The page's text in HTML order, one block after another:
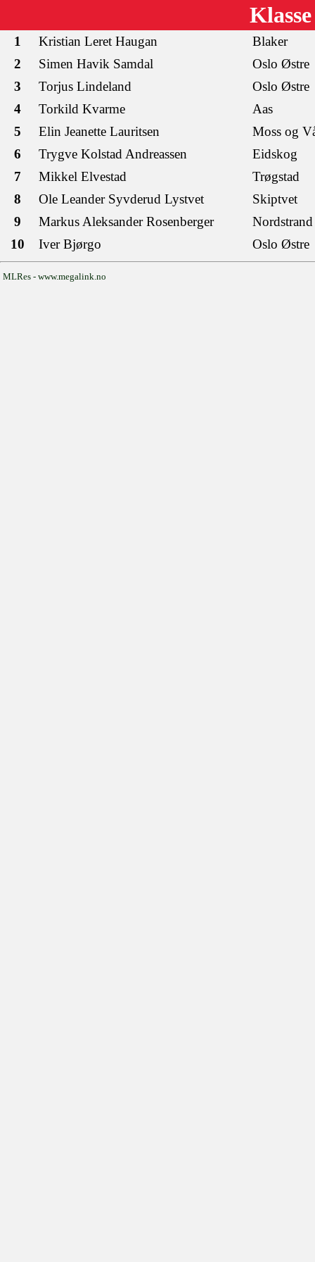
1 Kristian Leret Haugan
Blaker
2
Simen Havik Samdal
Oslo Østre
3
Torjus Lindeland
Oslo Østre
4
Torkild Kvarme
Aas
5
Elin Jeanette Lauritsen
Moss og
6
Trygve Kolstad Andreassen
Eidskog
7
Mikkel Elvestad
Trøgstad
8
Ole Leander Syvderud Lystvet
Skiptvet
9
Markus Aleksander Rosenberger
Nordstrand
10
Iver Bjørgo Oslo Østre
MLRes - www.megalink.no